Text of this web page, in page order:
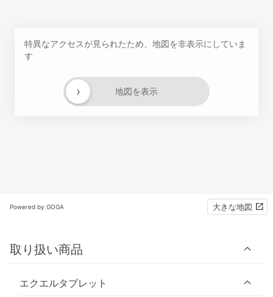
特異なアクセスが見られたため、地図を非表示にしていま
す
地図を表示
›
Powered by GOGA 大きな地図
取り扱い商品
エクエルタブレット